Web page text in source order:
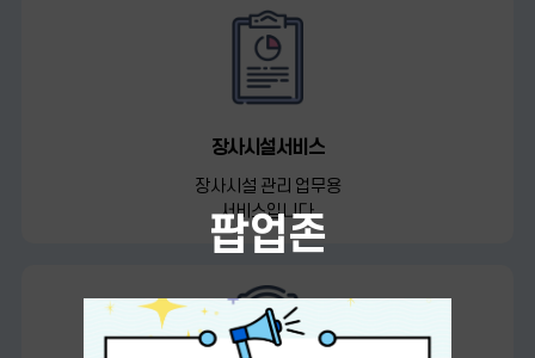
장사시설서비스
장사시설 관리 업무용
서비스입니다.
팝업존